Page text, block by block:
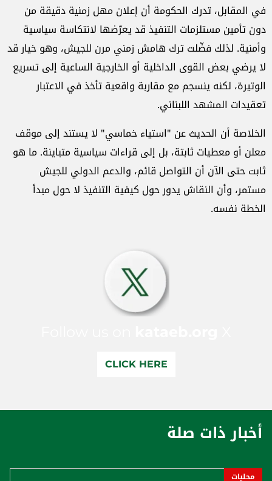
في المقابل، تدرك الحكومة أن إعلان مهل زمنية دقيقة من
دون تأمين مستلزمات التنفيذ قد يعرّضها لانتكاسة سياسية
وأمنية. لذلك فضّلت ترك هامش زمني مرن للجيش، وهو خيار قد
لا يرضي بعض القوى الداخلية أو الخارجية الساعية إلى تسريع
الوتيرة، لكنه ينسجم مع مقاربة واقعية تأخذ في الاعتبار
تعقيدات المشهد اللبناني.
الخلاصة أن الحديث عن "استياء خماسي" لا يستند إلى موقف
معلن أو معطيات ثابتة، بل إلى قراءات سياسية متباينة. ما هو
ثابت حتى الآن أن التواصل قائم، والدعم الدولي للجيش
مستمر، وأن النقاش يدور حول كيفية التنفيذ لا حول مبدأ
الخطة نفسه.
CLICK HERE
أخبار ذات صلة
محليات